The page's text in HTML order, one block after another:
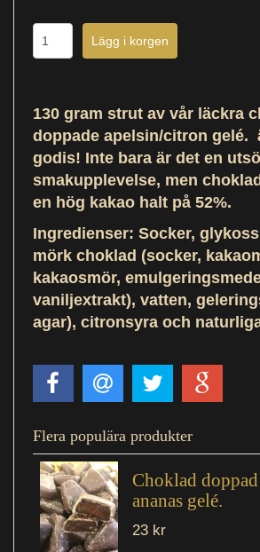
130 gram strut av vår läckra
doppade apelsin/citron gelé.
godis! Inte bara är det en
smakupplevelse, men
en hög kakao halt på 52%.
Ingredienser: Socker,
mörk choklad (socker,
kakaosmör,
vaniljextrakt), vatten,
agar), citronsyra och
Flera populära produkter
Choklad doppad
ananas gelé.
23 kr